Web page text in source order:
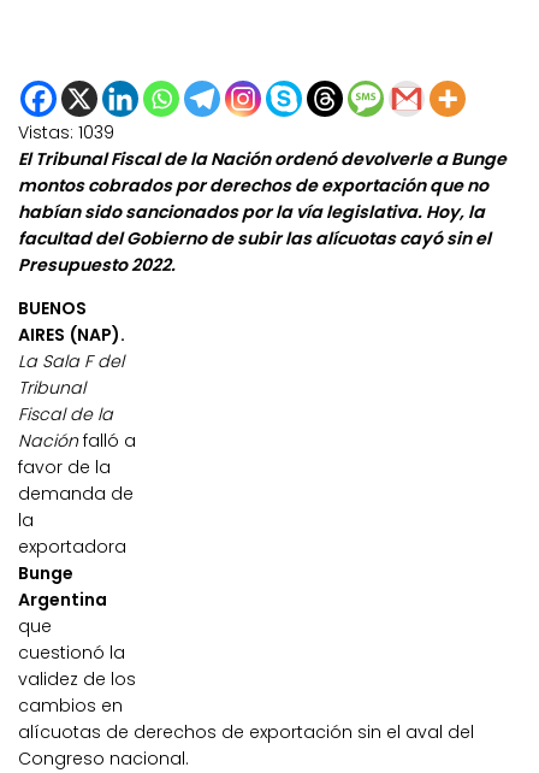
Vistas: 1039
El Tribunal Fiscal de la Nación ordenó devolverle a Bunge
montos cobrados por derechos de exportación que no
habían sido sancionados por la vía legislativa. Hoy, la
facultad del Gobierno de subir las alícuotas cayó sin el
Presupuesto 2022.
BUENOS
AIRES (NAP).
La Sala F del
Tribunal
Fiscal de la
Naciónfalló a
favor de la
demanda de
la
exportadora
Bunge
Argentina
que
cuestionó la
validez de los
cambios en
alícuotas de derechos de exportación sin el aval del
Congreso nacional.